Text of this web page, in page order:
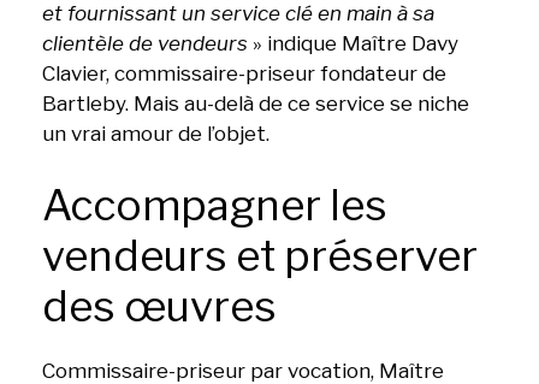
et fournissant un service clé en main à sa
clientèle de vendeurs » indique Maître Davy
Clavier, commissaire-priseur fondateur de
Bartleby. Mais au-delà de ce service se niche
un vrai amour de l’objet.
Accompagner les
vendeurs et préserver
des œuvres
Commissaire-priseur par vocation, Maître